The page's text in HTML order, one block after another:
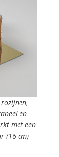
en
met een
(16 cm)